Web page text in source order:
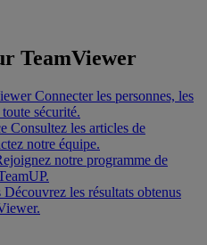
TeamViewer
Connecter les personnes, les
sécurité.
Consultez les articles de
notre équipe.
notre programme de
Découvrez les résultats obtenus